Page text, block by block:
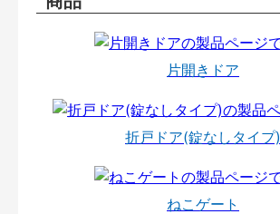
片開きドア
折戸ドア(錠なしタイプ)
ねこゲート